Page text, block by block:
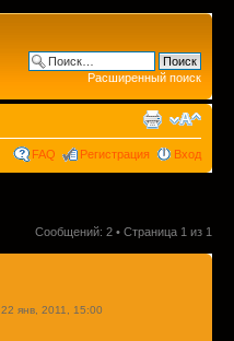
Расширенный поиск
FAQ Регистрация Вход
Сообщений: 2 • Страница 1 из 1
22 янв, 2011, 15:00